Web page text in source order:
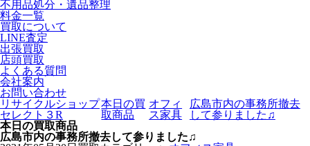
不用品処分・遺品整理
料金一覧
買取について
LINE査定
出張買取
店頭買取
よくある質問
会社案内
お問い合わせ
リサイクルショップ
セレクト３R
本日の買
取商品
オフィ
ス家具
広島市内の事務所撤去
して参りました♫
本日の買取商品
広島市内の事務所撤去して参りました♫